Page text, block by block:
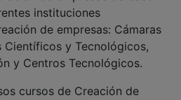
instituciones
de empresas: Cámaras
Científicos y Tecnológicos,
y Centros Tecnológicos.
cursos de Creación de